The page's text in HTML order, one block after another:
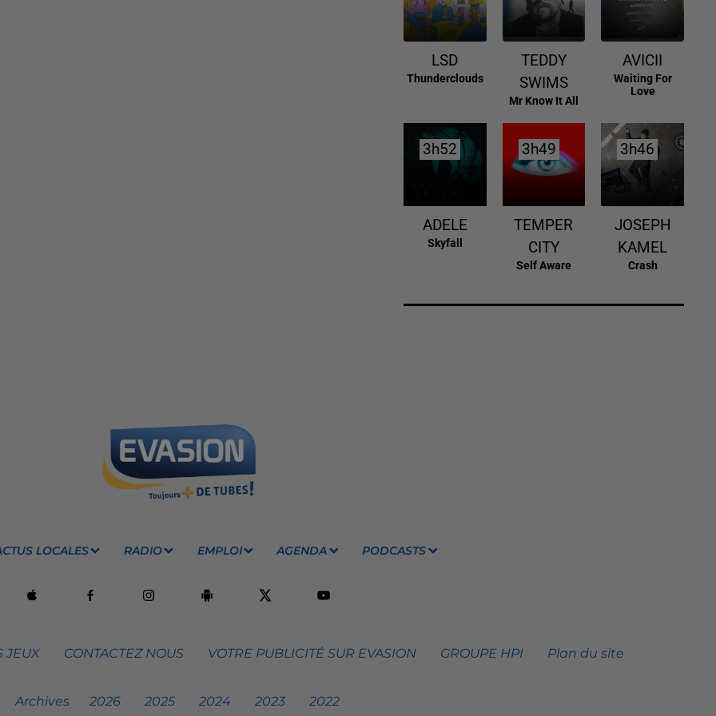
LSD
Thunderclouds
TEDDY
SWIMS
Mr Know It All
AVICII
Waiting For
Love
3h52
3h52
ADELE
Skyfall
3h49
3h49
TEMPER
CITY
Self Aware
3h46
3h46
JOSEPH
KAMEL
Crash
LOCALES RADIO EMPLOI AGENDA PODCASTS
JEUX CONTACTEZ NOUS VOTRE PUBLICITÉ SUR EVASION GROUPE HPI Plan du site
Archives 2026 2025 2024 2023 2022